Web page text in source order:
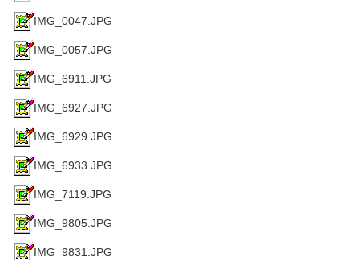
IMG_0047.JPG
IMG_0057.JPG
IMG_6911.JPG
IMG_6927.JPG
IMG_6929.JPG
IMG_6933.JPG
IMG_7119.JPG
IMG_9805.JPG
IMG_9831.JPG